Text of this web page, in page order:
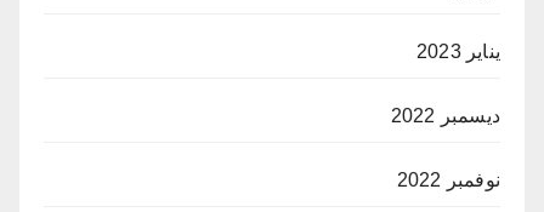
يناير 2023
ديسمبر 2022
نوفمبر 2022